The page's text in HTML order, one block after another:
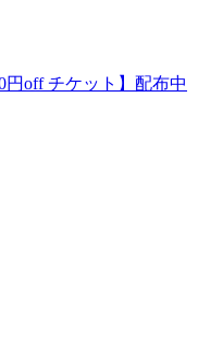
off チケット】配布中